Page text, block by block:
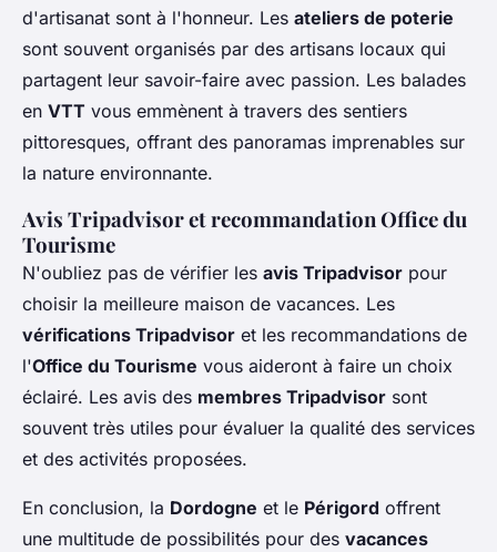
d'artisanat sont à l'honneur. Les ateliers de poterie
sont souvent organisés par des artisans locaux qui
partagent leur savoir-faire avec passion. Les balades
en VTT vous emmènent à travers des sentiers
pittoresques, offrant des panoramas imprenables sur
la nature environnante.
Avis Tripadvisor et recommandation Office du
Tourisme
N'oubliez pas de vérifier les avis Tripadvisor pour
choisir la meilleure maison de vacances. Les
vérifications Tripadvisor et les recommandations de
l'Office du Tourisme vous aideront à faire un choix
éclairé. Les avis des membres Tripadvisor sont
souvent très utiles pour évaluer la qualité des services
et des activités proposées.
En conclusion, la Dordogne et le Périgord offrent
une multitude de possibilités pour des vacances